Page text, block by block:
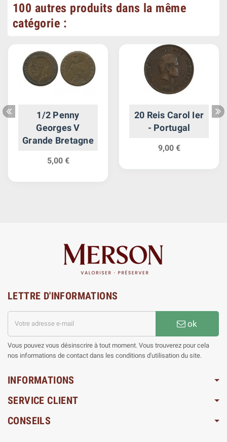
100 autres produits dans la même
catégorie :
1/2 Penny
Georges V
Grande Bretagne
5,00 €
20 Reis Carol Ier
- Portugal
9,00 €
LETTRE D'INFORMATIONS
ok
Vous pouvez vous désinscrire à tout moment. Vous trouverez pour cela
nos informations de contact dans les conditions d'utilisation du site.
INFORMATIONS
SERVICE CLIENT
CONSEILS